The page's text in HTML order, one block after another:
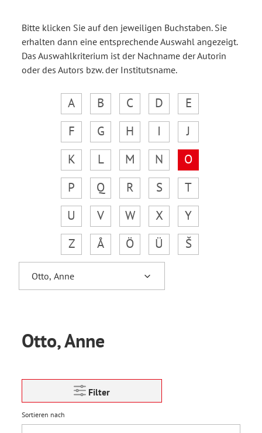
Bitte klicken Sie auf den jeweiligen Buchstaben. Sie
erhalten dann eine entsprechende Auswahl angezeigt.
Das Auswahlkriterium ist der Nachname der Autorin
oder des Autors bzw. der Institutsname.
A B C D
E
F
G H I
J
K
L M N
O
P
Q R S
T
U
V W X
Y
Z
Å Ö Ü Š
Otto, Anne
Filter
Sortieren nach